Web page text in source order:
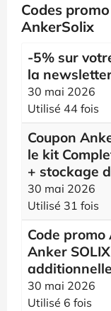
Codes
AnkerSolix
-5% sur
la
30 mai 2026
Utilisé 44 fois
Coupon
le kit
+ stockage
30 mai 2026
Utilisé 31 fois
Code
Anker
additionnelle
30 mai 2026
Utilisé 6 fois